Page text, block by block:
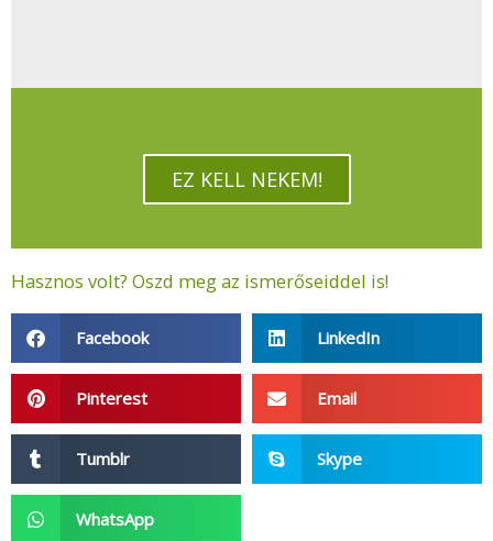
EZ KELL NEKEM!
Hasznos volt? Oszd meg az ismerőseiddel is!
Facebook LinkedIn
Pinterest Email
Tumblr Skype
WhatsApp